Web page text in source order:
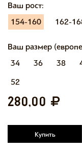
Ваш рост:
154-160
162-
Ваш размер
34
36 38
52
280,00
Купить